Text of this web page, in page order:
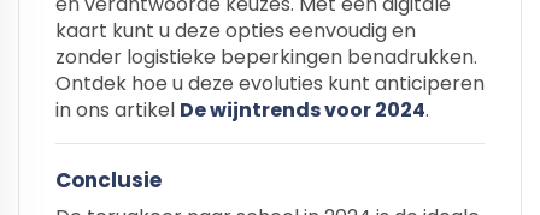
kaart kunt u deze opties eenvoudig en
zonder logistieke beperkingen benadrukken.
Ontdek hoe u deze evoluties kunt anticiperen
in ons artikel De wijntrends voor 2024.
Conclusie